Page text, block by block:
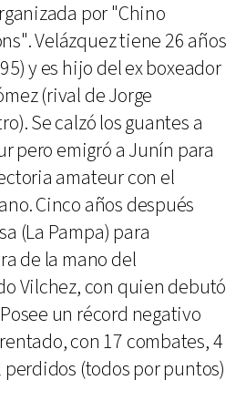
por "Chino
Velázquez tiene 26 años
y es hijo del ex boxeador
(rival de Jorge
Se calzó los guantes a
pero emigró a Junín para
amateur con el
Cinco años después
(La Pampa) para
de la mano del
Vilchez, con quien debutó
un récord negativo
con 17 combates, 4
perdidos (todos por puntos)